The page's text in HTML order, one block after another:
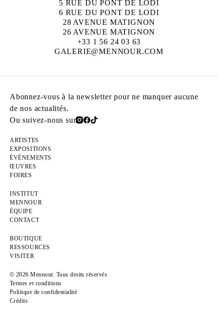
5 RUE DU PONT DE LODI
6 RUE DU PONT DE LODI
28 AVENUE MATIGNON
26 AVENUE MATIGNON
+33 1 56 24 03 63
GALERIE@MENNOUR.COM
Abonnez-vous à la newsletter pour ne manquer aucune
de nos actualités.
Ou suivez-nous sur
ARTISTES
EXPOSITIONS
ÉVÉNEMENTS
ŒUVRES
FOIRES
INSTITUT
MENNOUR
ÉQUIPE
CONTACT
BOUTIQUE
RESSOURCES
VISITER
© 2026 Mennour. Tous droits réservés
Termes et conditions
Politique de confidentialité
Crédits